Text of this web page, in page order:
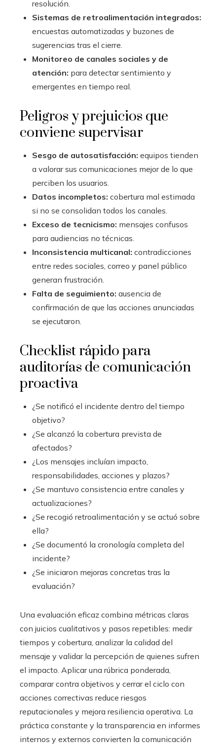
resolución.
Sistemas de retroalimentación integrados:
encuestas automatizadas y buzones de
sugerencias tras el cierre.
Monitoreo de canales sociales y de
atención: para detectar sentimiento y
emergentes en tiempo real.
Peligros y prejuicios que
conviene supervisar
Sesgo de autosatisfacción: equipos tienden
a valorar sus comunicaciones mejor de lo que
perciben los usuarios.
Datos incompletos: cobertura mal estimada
si no se consolidan todos los canales.
Exceso de tecnicismo: mensajes confusos
para audiencias no técnicas.
Inconsistencia multicanal: contradicciones
entre redes sociales, correo y panel público
generan frustración.
Falta de seguimiento: ausencia de
confirmación de que las acciones anunciadas
se ejecutaron.
Checklist rápido para
auditorías de comunicación
proactiva
¿Se notificó el incidente dentro del tiempo
objetivo?
¿Se alcanzó la cobertura prevista de
afectados?
¿Los mensajes incluían impacto,
responsabilidades, acciones y plazos?
¿Se mantuvo consistencia entre canales y
actualizaciones?
¿Se recogió retroalimentación y se actuó sobre
ella?
¿Se documentó la cronología completa del
incidente?
¿Se iniciaron mejoras concretas tras la
evaluación?
Una evaluación eficaz combina métricas claras
con juicios cualitativos y pasos repetibles: medir
tiempos y cobertura, analizar la calidad del
mensaje y validar la percepción de quienes sufren
el impacto. Aplicar una rúbrica ponderada,
comparar contra objetivos y cerrar el ciclo con
acciones correctivas reduce riesgos
reputacionales y mejora resiliencia operativa. La
práctica constante y la transparencia en informes
internos y externos convierten la comunicación